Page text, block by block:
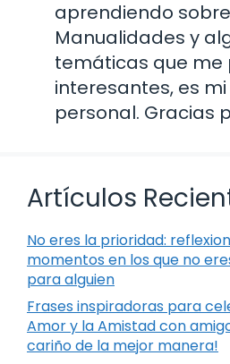
aprendiendo sobre
Manualidades y
temáticas que me
interesantes, es
personal. Gracias
Artículos
No eres la prioridad:
momentos en los que no
para alguien
Frases inspiradoras para
Amor y la Amistad con
cariño de la mejor manera!